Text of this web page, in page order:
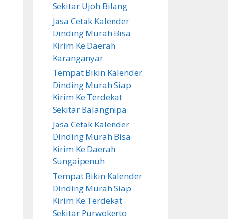
Sekitar Ujoh Bilang
Jasa Cetak Kalender
Dinding Murah Bisa
Kirim Ke Daerah
Karanganyar
Tempat Bikin Kalender
Dinding Murah Siap
Kirim Ke Terdekat
Sekitar Balangnipa
Jasa Cetak Kalender
Dinding Murah Bisa
Kirim Ke Daerah
Sungaipenuh
Tempat Bikin Kalender
Dinding Murah Siap
Kirim Ke Terdekat
Sekitar Purwokerto